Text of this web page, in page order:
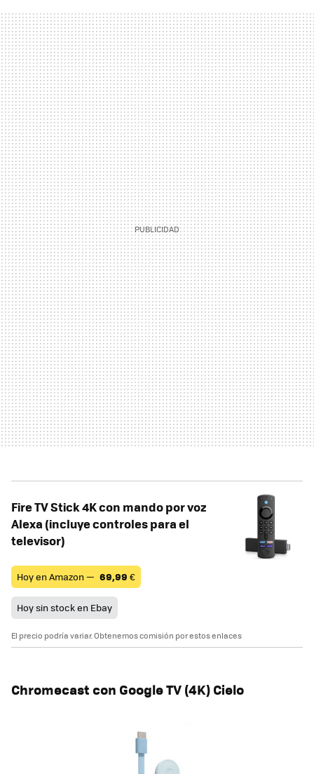
Fire TV Stick 4K con mando por voz
Alexa (incluye controles para el
televisor)
Hoy en Amazon — 69,99 €
Hoy sin stock en Ebay
El precio podría variar. Obtenemos comisión por estos enlaces
Chromecast con Google TV (4K) Cielo